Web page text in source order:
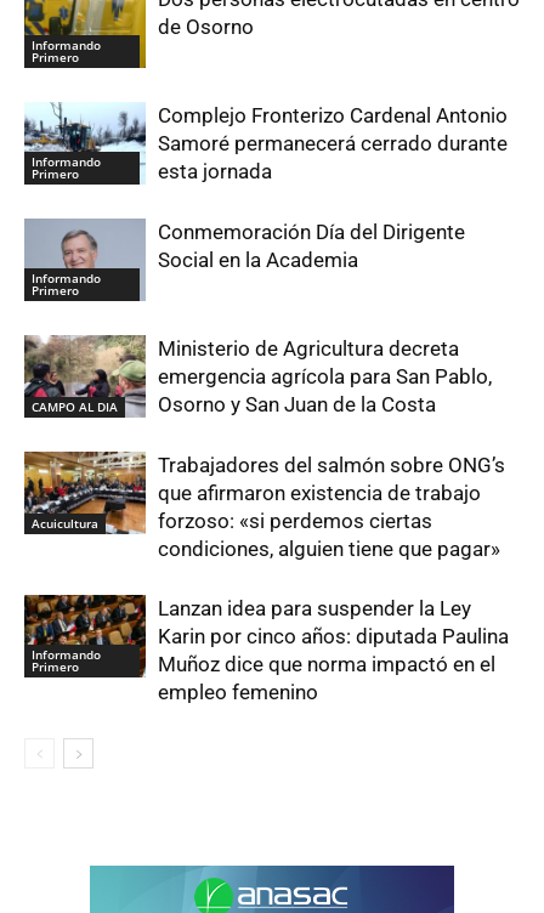
Informando
Primero
de Osorno
Informando
Primero
Complejo Fronterizo Cardenal Antonio
Samoré permanecerá cerrado durante
esta jornada
Informando
Primero
Conmemoración Día del Dirigente
Social en la Academia
CAMPO AL DIA
Ministerio de Agricultura decreta
emergencia agrícola para San Pablo,
Osorno y San Juan de la Costa
Acuicultura
Trabajadores del salmón sobre ONG’s
que afirmaron existencia de trabajo
forzoso: «si perdemos ciertas
condiciones, alguien tiene que pagar»
Informando
Primero
Lanzan idea para suspender la Ley
Karin por cinco años: diputada Paulina
Muñoz dice que norma impactó en el
empleo femenino